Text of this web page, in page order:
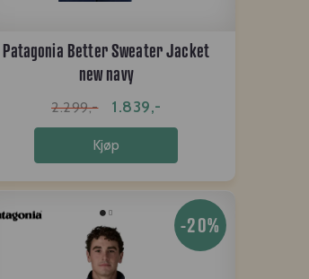
Patagonia Better Sweater Jacket
new navy
2.299,- 1.839,-
Kjøp
-20%